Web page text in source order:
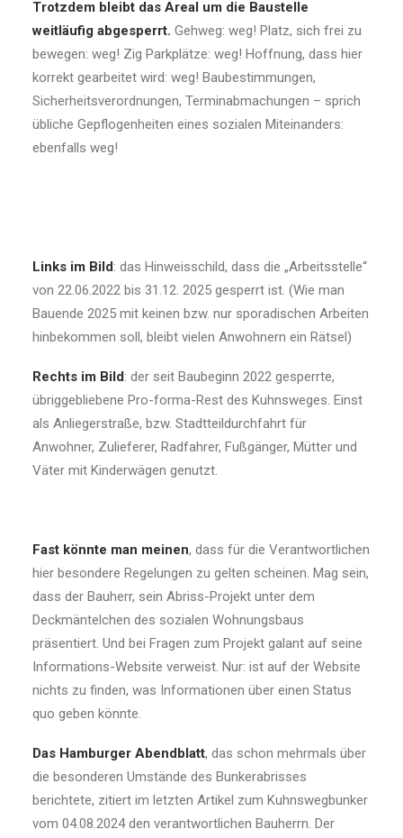
Trotzdem bleibt das Areal um die Baustelle
weitläufig abgesperrt. Gehweg: weg! Platz, sich frei zu
bewegen: weg! Zig Parkplätze: weg! Hoffnung, dass hier
korrekt gearbeitet wird: weg! Baubestimmungen,
Sicherheitsverordnungen, Terminabmachungen – sprich
übliche Gepflogenheiten eines sozialen Miteinanders:
ebenfalls weg!
Links im Bild: das Hinweisschild, dass die „Arbeitsstelle“
von 22.06.2022 bis 31.12. 2025 gesperrt ist. (Wie man
Bauende 2025 mit keinen bzw. nur sporadischen Arbeiten
hinbekommen soll, bleibt vielen Anwohnern ein Rätsel)
Rechts im Bild: der seit Baubeginn 2022 gesperrte,
übriggebliebene Pro-forma-Rest des Kuhnsweges. Einst
als Anliegerstraße, bzw. Stadtteildurchfahrt für
Anwohner, Zulieferer, Radfahrer, Fußgänger, Mütter und
Väter mit Kinderwägen genutzt.
Fast könnte man meinen, dass für die Verantwortlichen
hier besondere Regelungen zu gelten scheinen. Mag sein,
dass der Bauherr, sein Abriss-Projekt unter dem
Deckmäntelchen des sozialen Wohnungsbaus
präsentiert. Und bei Fragen zum Projekt galant auf seine
Informations-Website verweist. Nur: ist auf der Website
nichts zu finden, was Informationen über einen Status
quo geben könnte.
Das Hamburger Abendblatt, das schon mehrmals über
die besonderen Umstände des Bunkerabrisses
berichtete, zitiert im letzten Artikel zum Kuhnswegbunker
vom 04.08.2024 den verantwortlichen Bauherrn. Der